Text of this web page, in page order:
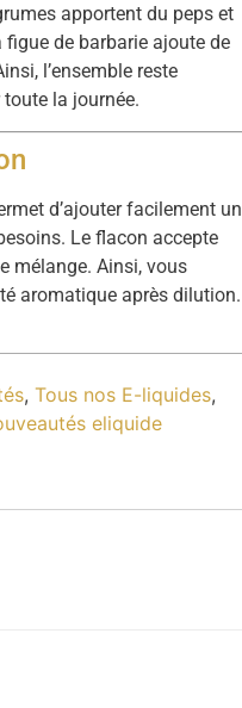
apportent du peps et
figue de barbarie ajoute de
l’ensemble reste
la journée.
d’ajouter facilement un
Le flacon accepte
mélange. Ainsi, vous
aromatique après dilution.
,Tous nos E-liquides,
eliquide